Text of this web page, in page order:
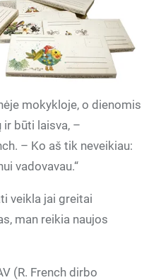
mokykloje, o dienomis
būti laisva, –
– Ko aš tik neveikiau:
vadovavau.“
veikla jai greitai
man reikia naujos
(R. French dirbo